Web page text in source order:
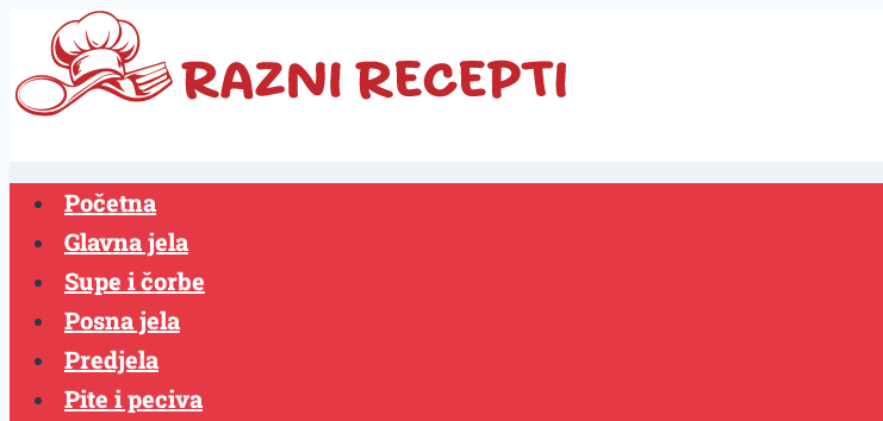
content
Početna
Glavna jela
Supe i čorbe
Posna jela
Predjela
Pite i peciva